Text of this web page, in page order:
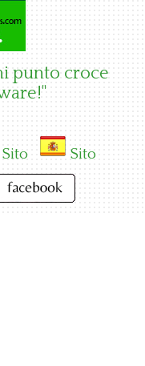
punto croce
Sito Sito